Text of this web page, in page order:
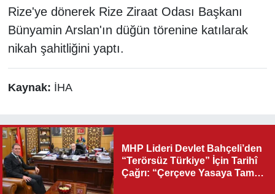
Rize'ye dönerek Rize Ziraat Odası Başkanı
Bünyamin Arslan'ın düğün törenine katılarak
nikah şahitliğini yaptı.
Kaynak: İHA
MHP Lideri Devlet Bahçeli’den
“Terörsüz Türkiye” İçin Tarihî
Çağrı: “Çerçeve Yasaya Tam